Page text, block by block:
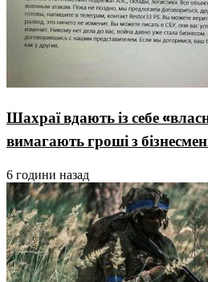
Шахраї вдають із себе
вимагають гроші з
6 години назад